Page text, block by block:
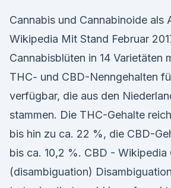
Cannabis und Cannabinoide als
Wikipedia Mit Stand Februar
Cannabisblüten in 14 Varietäten
THC- und CBD-Nenngehalten
verfügbar, die aus den
stammen. Die THC-Gehalte
bis hin zu ca. 22 %, die CBD-
bis ca. 10,2 %. CBD - Wikipedia
(disambiguation)